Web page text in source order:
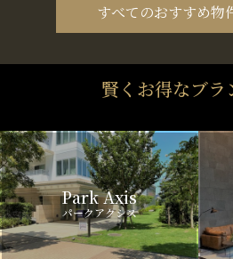
すべてのおすすめ物
賢くお得なブラ
Park Axis
パークアクシス